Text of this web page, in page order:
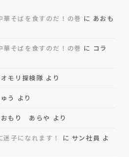
そばを食すのだ！の巻 に あおも
そばを食すのだ！の巻 に コラ
モリ探検隊 より
う より
おもり あらや より
迷子になれます！ に サン社員 よ